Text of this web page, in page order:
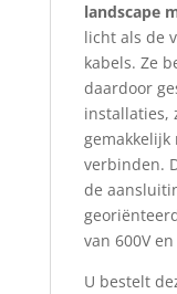
landscape
licht als de
kabels. Ze
daardoor
installaties,
gemakkelijk
verbinden.
de
van 600V
U bestelt